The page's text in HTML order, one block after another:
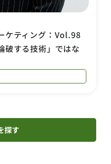
ケティング：Vol.98
破する技術」ではな
探す